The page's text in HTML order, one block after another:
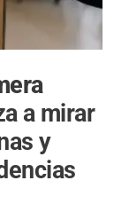
a mirar
y